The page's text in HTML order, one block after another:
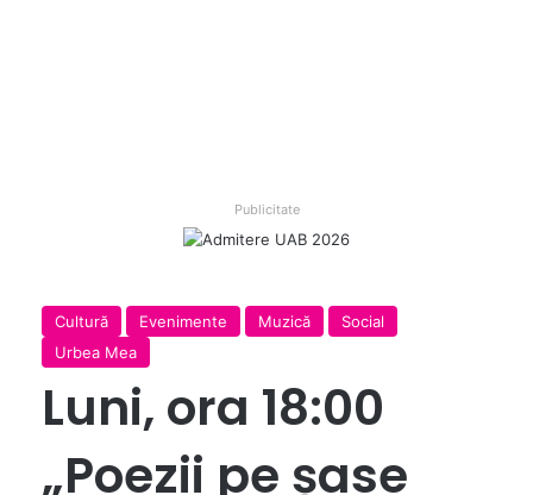
Publicitate
Cultură Evenimente Muzică
Social
Urbea Mea
Luni, ora 18:00
„Poezii pe șase